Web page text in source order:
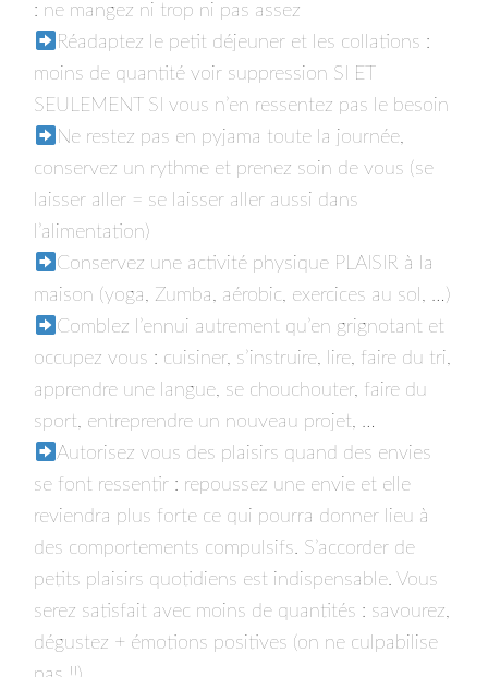
: ne mangez ni trop ni pas assez⁣⁣
Réadaptez le petit déjeuner et les collations :
moins de quantité voir suppression SI ET
SEULEMENT SI vous n’en ressentez pas le besoin⁣⁣
Ne restez pas en pyjama toute la journée,
conservez un rythme et prenez soin de vous (se
laisser aller = se laisser aller aussi dans
l’alimentation)⁣⁣
Conservez une activité physique PLAISIR à la
maison (yoga, Zumba, aérobic, exercices au sol, …)⁣⁣
Comblez l’ennui autrement qu’en grignotant et
occupez vous : cuisiner, s’instruire, lire, faire du tri,
apprendre une langue, se chouchouter, faire du
sport, entreprendre un nouveau projet, …⁣⁣
Autorisez vous des plaisirs quand des envies
se font ressentir : repoussez une envie et elle
reviendra plus forte ce qui pourra donner lieu à
des comportements compulsifs. S’accorder de
petits plaisirs quotidiens est indispensable. Vous
serez satisfait avec moins de quantités : savourez,
dégustez + émotions positives (on ne culpabilise